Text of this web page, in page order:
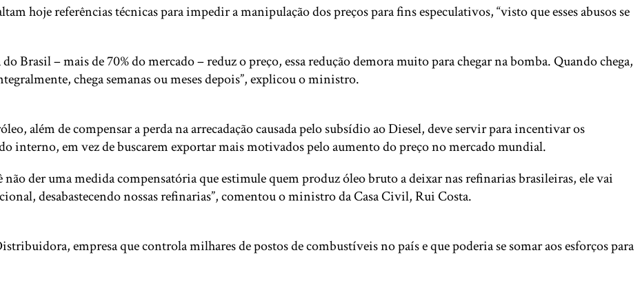
hoje referências técnicas para impedir a manipulação dos preços para fins especulativos, “visto que esses abusos se
Brasil – mais de 70% do mercado – reduz o preço, essa redução demora muito para chegar na bomba. Quando chega,
chega semanas ou meses depois”, explicou o ministro.
além de compensar a perda na arrecadação causada pelo subsídio ao Diesel, deve servir para incentivar os
interno, em vez de buscarem exportar mais motivados pelo aumento do preço no mercado mundial.
der uma medida compensatória que estimule quem produz óleo bruto a deixar nas refinarias brasileiras, ele vai
desabastecendo nossas refinarias”, comentou o ministro da Casa Civil, Rui Costa.
empresa que controla milhares de postos de combustíveis no país e que poderia se somar aos esforços para